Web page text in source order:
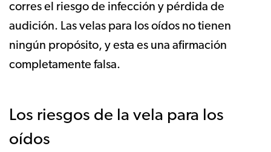
corres el riesgo de infección y pérdida de
audición. Las velas para los oídos no tienen
ningún propósito, y esta es una afirmación
completamente falsa.
Los riesgos de la vela para los
oídos